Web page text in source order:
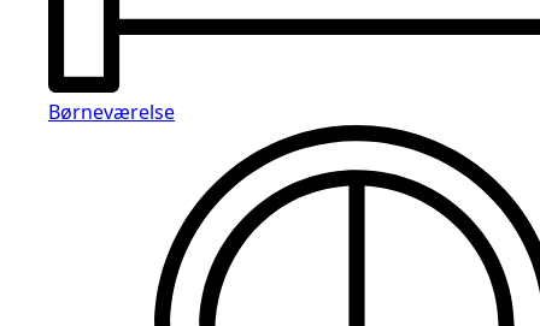
Børneværelse